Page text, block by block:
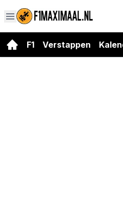
F1 Verstappen